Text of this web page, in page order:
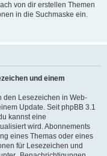
von dir erstellen Themen
in die Suchmaske ein.
und einem
den Lesezeichen in Web-
Update. Seit phpBB 3.1
kannst eine
wird. Abonnements
eines Themas oder eines
für Lesezeichen und